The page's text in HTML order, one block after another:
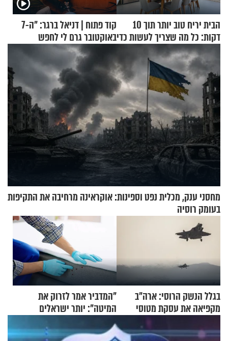
הבית יריח טוב יותר תוך 10
דקות: כל מה שצריך לעשות כדי
לרענן את הבית
קוד פתוח | דניאל ברגר: "ה-7
באוקטובר גרם לי לחפש
תשובות"
מחסני ענק, מכלית נפט וספינות: אוקראינה מרחיבה את התקיפות
בעומק רוסיה
בגלל הנשק הרוסי: ארה"ב
מקפיאה את עסקת מטוסי
"המדביר אמר לזרוק את
המיטה": יותר ישראלים
מדווחים על מכת פשפשי
המיטה